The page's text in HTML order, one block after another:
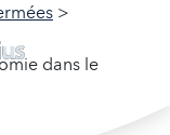
dans le